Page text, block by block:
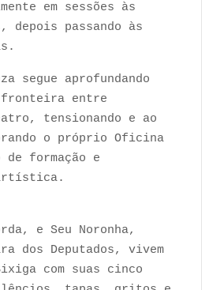
em sessões às
depois passando às
segue aprofundando
fronteira entre
tensionando e ao
o próprio Oficina
de formação e
artística.
e Seu Noronha,
dos Deputados, vivem
com suas cinco